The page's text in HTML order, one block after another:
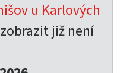
u Karlových
již není